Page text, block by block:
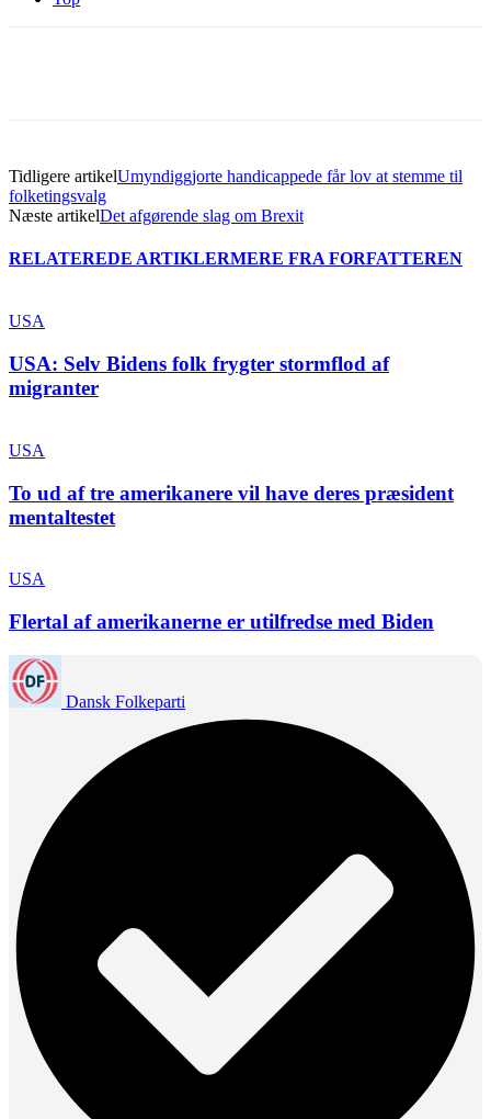
Tidligere artikelUmyndiggjorte handicappede får lov at stemme til
folketingsvalg
Næste artikelDet afgørende slag om Brexit
RELATEREDE ARTIKLERMERE FRA FORFATTEREN
USA
USA: Selv Bidens folk frygter stormflod af
migranter
USA
To ud af tre amerikanere vil have deres præsident
mentaltestet
USA
Flertal af amerikanerne er utilfredse med Biden
Dansk Folkeparti